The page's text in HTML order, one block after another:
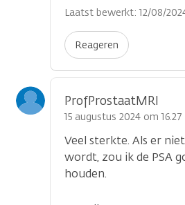
Laatst bewerkt: 12/08/
Reageren
ProfProstaatMRI
15 augustus 2024 om 16.27
Veel sterkte. Als er
wordt, zou ik de PSA
houden.